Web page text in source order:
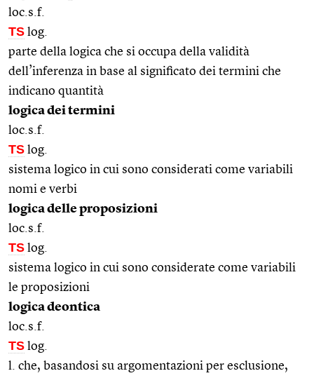
loc.s.f.
TS log.
parte della logica che si occupa della validità
dell’inferenza in base al significato dei termini che
indicano quantità
logica dei termini
loc.s.f.
TS log.
sistema logico in cui sono considerati come variabili
nomi e verbi
logica delle proposizioni
loc.s.f.
TS log.
sistema logico in cui sono considerate come variabili
le proposizioni
logica deontica
loc.s.f.
TS log.
l. che, basandosi su argomentazioni per esclusione,